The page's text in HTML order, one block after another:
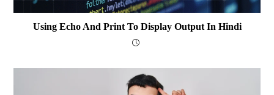
Using Echo And Print To Display Output In Hindi